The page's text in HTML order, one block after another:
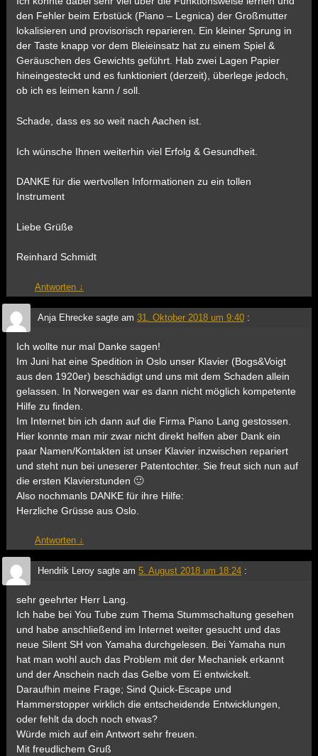
den Fehler beim Erbstück (Piano – Legnica) der Großmutter
lokalisieren und provisorisch reparieren. Ein kleiner Sprung in
der Taste knapp vor dem Bleieinsatz hat zu einem Spiel &
Geräuschen des Gewichts geführt. Hab zwei Lagen Papier
hineingesteckt und es funktioniert (derzeit), überlege jedoch,
ob ich es leimen kann / soll.
Schade, dass es so weit nach Aachen ist.
Ich wünsche Ihnen weiterhin viel Erfolg & Gesundheit.
DANKE für die wertvollen Informationen zu ein tollen
Instrument
Liebe Grüße
Reinhard Schmidt
Antworten ↓
Anja Ehreckesagte am 31. Oktober 2018 um 9:40 :
Ich wollte nur mal Danke sagen!
Im Juni hat eine Spedition in Oslo unser Klavier (Bogs&Voigt
aus den 1920er) beschädigt und uns mit dem Schaden allein
gelassen. In Norwegen war es dann nicht möglich kompetente
Hilfe zu finden.
Im Internet bin ich dann auf die Firma Piano Lang gestossen.
Hier konnte man mir zwar nicht direkt helfen aber Dank ein
paar Namen/Kontakten ist unser Klavier inzwischen repariert
und steht nun bei uneserer Patentochter. Sie freut sich nun auf
die ersten Klavierstunden 🙂
Also nochmanls DANKE für ihre Hilfe:
Herzliche Grüsse aus Oslo.
Antworten ↓
Hendrik Leroysagte am 5. August 2018 um 18:24 :
sehr geehrter Herr Lang.
Ich habe bei You Tube zum Thema Stummschaltung gesehen
und habe anschließend im Internet weiter gesucht und das
neue Silent SH von Yamaha durchgelesen. Bei Yamaha nun
hat man wohl auch das Problem mit der Mechaniek erkannt
und der Anschein nach das Gelbe vom Ei entwickelt.
Daraufhin meine Frage; Sind Quick-Escape und
Hammerstopper wirklich die entscheidende Entwicklungen,
oder fehlt da doch noch etwas?
Würde mich auf ein Antwort sehr freuen.
Mit freudlichem Gruß